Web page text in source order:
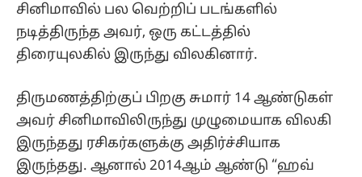
சினிமாவில் பல வெற்றிப் படங்களில்
நடித்திருந்த அவர், ஒரு கட்டத்தில்
திரையுலகில் இருந்து விலகினார்.
திருமணத்திற்குப் பிறகு சுமார் 14 ஆண்டுகள்
அவர் சினிமாவிலிருந்து முழுமையாக விலகி
இருந்தது ரசிகர்களுக்கு அதிர்ச்சியாக
இருந்தது. ஆனால் 2014ஆம் ஆண்டு “ஹவ்